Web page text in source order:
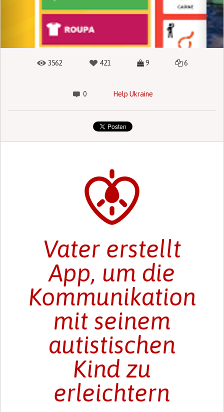
3562 421 9 6
0 Help Ukraine
Vater erstellt
App, um die
Kommunikation
mit seinem
autistischen
Kind zu
erleichtern